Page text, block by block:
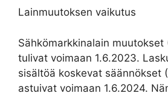
Lainmuutoksen vaikutus
Sähkömarkkinalain
tulivat voimaan 1.6.2023.
sisältöä koskevat säännökset
astuivat voimaan 1.6.2024.